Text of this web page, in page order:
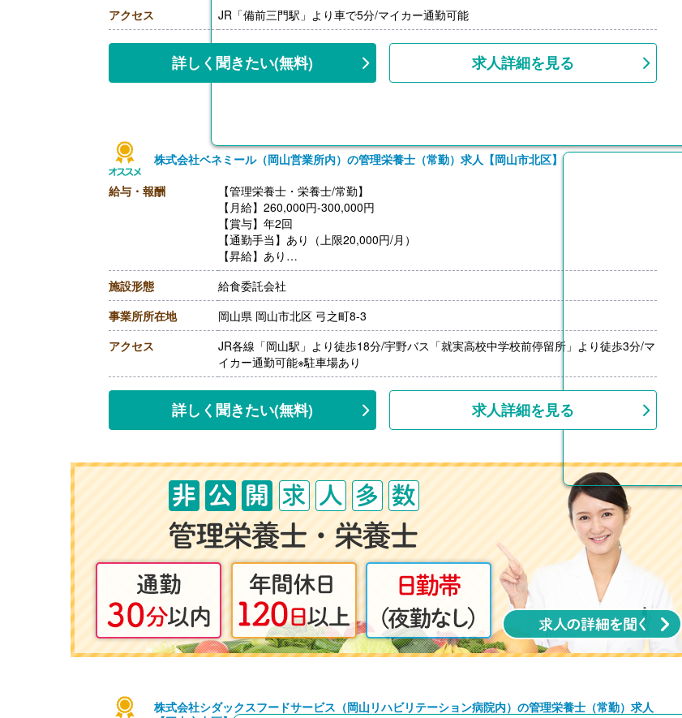
アクセス
JR「備前三門駅」より車で5分/マイカー通勤可能
詳しく聞きたい(無料) 求人詳細を見る
株式会社ベネミール（岡山営業所内）の管理栄養士（常勤）求人【岡山市北区】
給与・報酬
【管理栄養士・栄養士/常勤】
【月給】260,000円-300,000円
【賞与】年2回
【通勤手当】あり（上限20,000円/月）
【昇給】あり
++++++++++++++++++++
【管理栄養士・栄養士・調理師/常勤】※マネージャー
【月給】300,000円‐350,000円
【賞与】年2回
【通勤手当】あり（上限20,000円/月）
【昇給】あり
施設形態
給食委託会社
事業所所在地
岡山県 岡山市北区 弓之町8-3
アクセス
JR各線「岡山駅」より徒歩18分/宇野バス「就実高校中学校前停留所」より徒歩3分/マ
イカー通勤可能※駐車場あり
詳しく聞きたい(無料) 求人詳細を見る
株式会社シダックスフードサービス（岡山リハビリテーション病院内）の管理栄養士（常勤）求人